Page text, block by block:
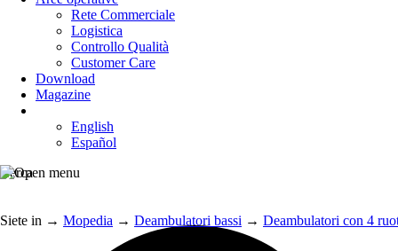
Rete Commerciale
Logistica
Controllo Qualità
Customer Care
Download
Magazine
English
Español
Cerca
Siete in → Mopedia → Deambulatori bassi → Deambulatori con 4